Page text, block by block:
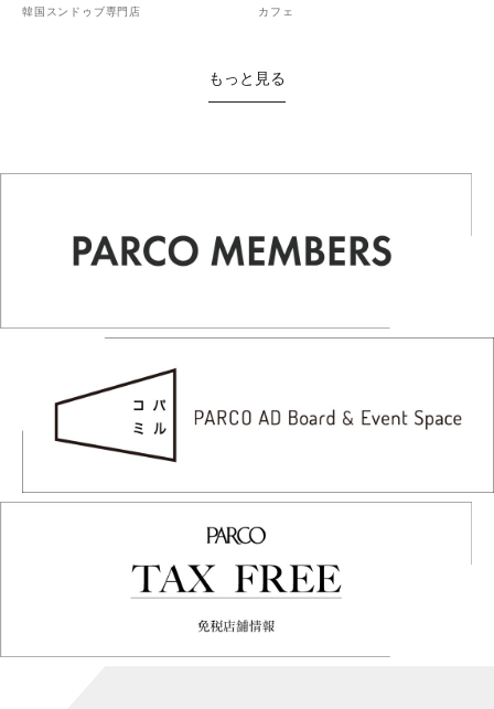
韓国スンドゥブ専門店 カフェ
もっと見る